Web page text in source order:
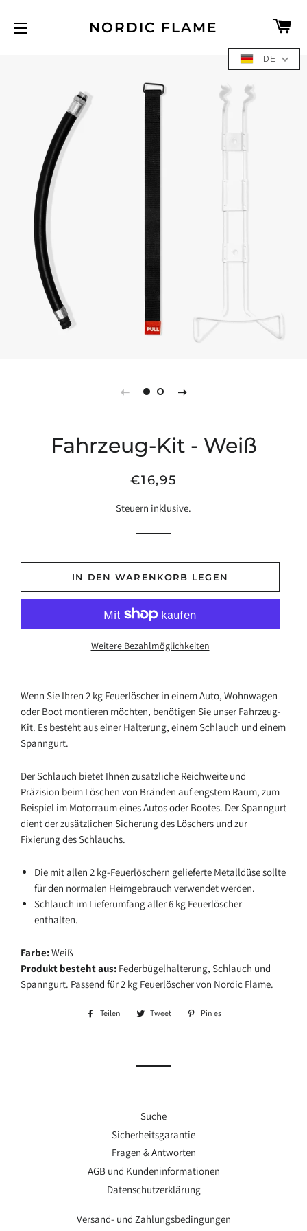
NORDIC FLAME
Fahrzeug-Kit - Weiß
Regulärer
Verkaufspreis
€16,95
Steuern inklusive.
IN DEN WARENKORB LEGEN
Weitere Bezahlmöglichkeiten
Wenn Sie Ihren 2 kg Feuerlöscher in einem Auto, Wohnwagen
oder Boot montieren möchten, benötigen Sie unser Fahrzeug-
Kit. Es besteht aus einer Halterung, einem Schlauch und einem
Spanngurt.
Der Schlauch bietet Ihnen zusätzliche Reichweite und
Präzision beim Löschen von Bränden auf engstem Raum, zum
Beispiel im Motorraum eines Autos oder Bootes. Der Spanngurt
dient der zusätzlichen Sicherung des Löschers und zur
Fixierung des Schlauchs.
Die mit allen 2 kg-Feuerlöschern gelieferte Metalldüse sollte
für den normalen Heimgebrauch verwendet werden.
Schlauch im Lieferumfang aller 6 kg Feuerlöscher
enthalten.
Farbe:Weiß
Produkt besteht aus: Federbügelhalterung, Schlauch und
Spanngurt. Passend für 2 kg Feuerlöscher von Nordic Flame.
Teilen
Auf
Tweet
Tweet
Pin es
Suche
Sicherheitsgarantie
Fragen & Antworten
AGB und Kundeninformationen
Datenschutzerklärung
Versand- und Zahlungsbedingungen
DE